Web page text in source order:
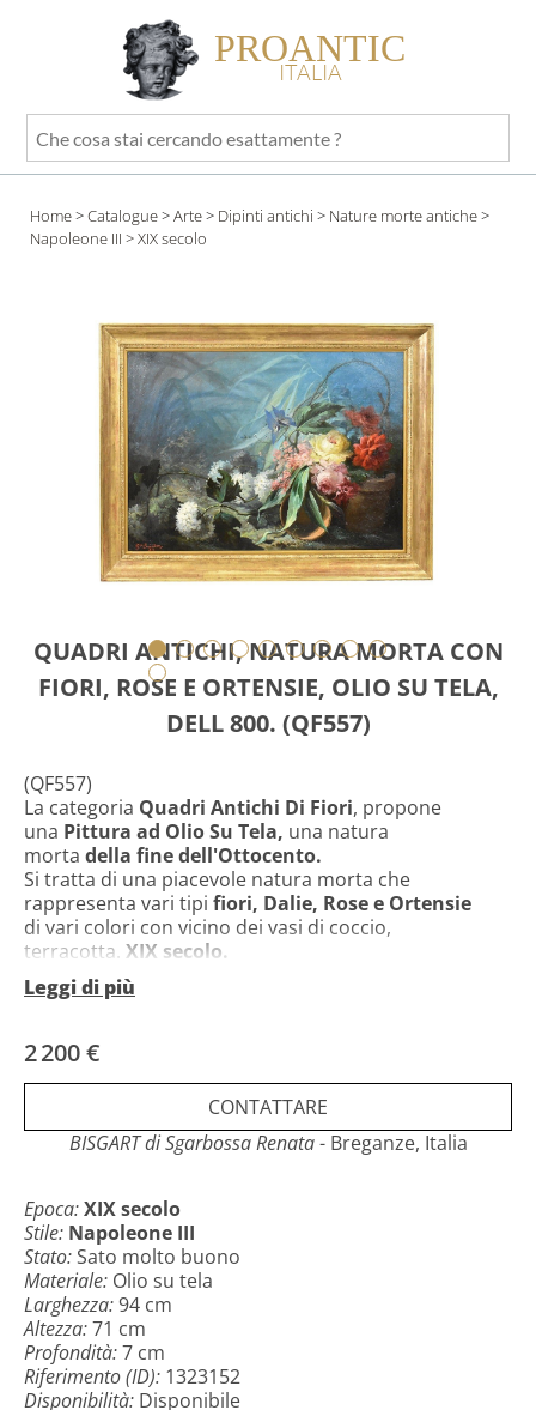
PROANTIC
ITALIA
Che
cosa
cercando
esattamente
Home>Catalogue>Arte> Dipinti antichi > Nature morte antiche>
Napoleone III > XIX secolo
QUADRI ANTICHI, NATURA MORTA CON
FIORI, ROSE E ORTENSIE, OLIO SU TELA,
DELL 800. (QF557)
(QF557)
La categoria Quadri Antichi Di Fiori, propone
una Pittura ad Olio Su Tela, una natura
morta della fine dell'Ottocento.
Si tratta di una piacevole natura morta che
rappresenta vari tipi fiori, Dalie, Rose e Ortensie
di vari colori con vicino dei vasi di coccio,
terracotta. XIX secolo.
Il quadro su tela è
attivo in Francia nell'Ottocento, ma di cui non
La pittura a olio veste con una bella
del XIX secolo.
La pittura e la cornice dorata sonorestaurate in
www.bisgart.com
Dipinto Restaurato | Origine Francese | Ottocento
| Antichità Francese | Nature Morte Con Fiori
***
Dimensione tela:
Dimensione con cornice:
Profondità: 7 cm
Peso:4.4 Kg
Leggi di più
2 200 €
CONTATTARE
BISGART di Sgarbossa Renata- Breganze, Italia
Epoca:XIX secolo
Stile: Napoleone III
Stato:Sato molto buono
Materiale: Olio su tela
Larghezza:94 cm
Altezza:71 cm
Profondità:7 cm
Riferimento (ID): 1323152
Disponibilità: Disponibile